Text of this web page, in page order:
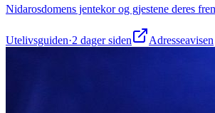
Nidarosdomens jentekor og gjestene deres
Utelivsguiden·2 dager siden Adresseavisen